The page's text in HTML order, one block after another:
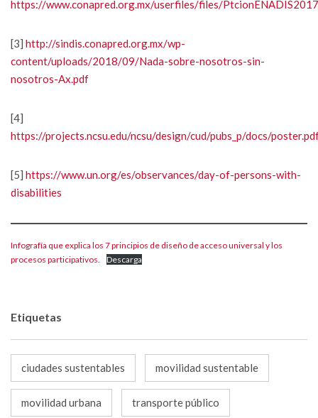
https://www.conapred.org.mx/userfiles/files/
[3] http://sindis.conapred.org.mx/wp-
content/uploads/2018/09/Nada-sobre-nosotros-sin-
nosotros-Ax.pdf
[4]
https://projects.ncsu.edu/ncsu/design/cud/pubs_p/docs/
[5] https://www.un.org/es/observances/day-of-persons-with-
disabilities
Infografía que explica los 7 principios de diseño de acceso universal y los
procesos participativos.
Descarga
Etiquetas
ciudades sustentables movilidad sustentable
movilidad urbana transporte público